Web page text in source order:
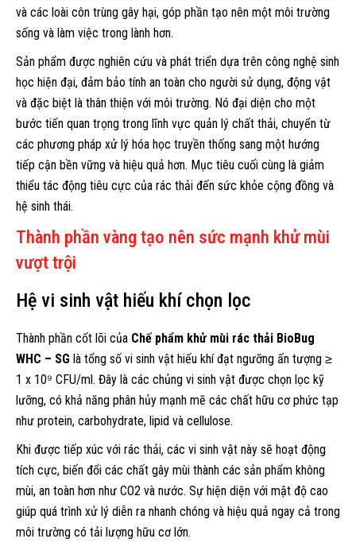
và các loài côn trùng gây hại, góp phần tạo nên một môi trường
sống và làm việc trong lành hơn.
Sản phẩm được nghiên cứu và phát triển dựa trên công nghệ sinh
học hiện đại, đảm bảo tính an toàn cho người sử dụng, động vật
và đặc biệt là thân thiện với môi trường. Nó đại diện cho một
bước tiến quan trọng trong lĩnh vực quản lý chất thải, chuyển từ
các phương pháp xử lý hóa học truyền thống sang một hướng
tiếp cận bền vững và hiệu quả hơn. Mục tiêu cuối cùng là giảm
thiểu tác động tiêu cực của rác thải đến sức khỏe cộng đồng và
hệ sinh thái.
Thành phần vàng tạo nên sức mạnh khử mùi
vượt trội
Hệ vi sinh vật hiếu khí chọn lọc
Thành phần cốt lõi của Chế phẩm khử mùi rác thải BioBug
WHC – SG là tổng số vi sinh vật hiếu khí đạt ngưỡng ấn tượng ≥
1 x 10⁹ CFU/ml. Đây là các chủng vi sinh vật được chọn lọc kỹ
lưỡng, có khả năng phân hủy mạnh mẽ các chất hữu cơ phức tạp
như protein, carbohydrate, lipid và cellulose.
Khi được tiếp xúc với rác thải, các vi sinh vật này sẽ hoạt động
tích cực, biến đổi các chất gây mùi thành các sản phẩm không
mùi, an toàn hơn như CO2 và nước. Sự hiện diện với mật độ cao
giúp quá trình xử lý diễn ra nhanh chóng và hiệu quả ngay cả trong
môi trường có tải lượng hữu cơ lớn.